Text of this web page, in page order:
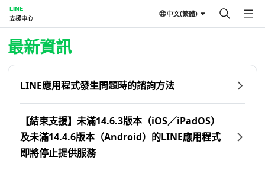
LINE
支援中心
中文(繁體)
首頁 | LINE支援中心
最新資訊
LINE應用程式發生問題時的諮詢方法
【結束支援】未滿14.6.3版本（iOS／iPadOS）
及未滿14.4.6版本（Android）的LINE應用程式
即將停止提供服務